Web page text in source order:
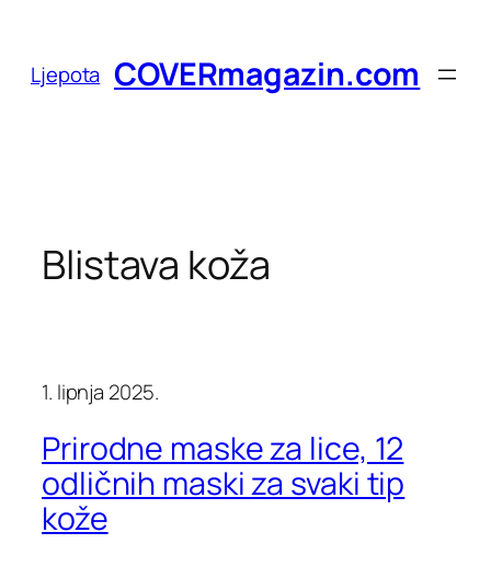
sadržaja
Ljepota COVERmagazin.com
Blistava koža
1. lipnja 2025.
Prirodne maske za lice, 12
odličnih maski za svaki tip
kože